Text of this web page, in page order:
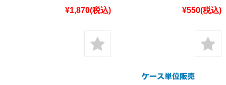
¥1,870(税込) ¥550(税込)